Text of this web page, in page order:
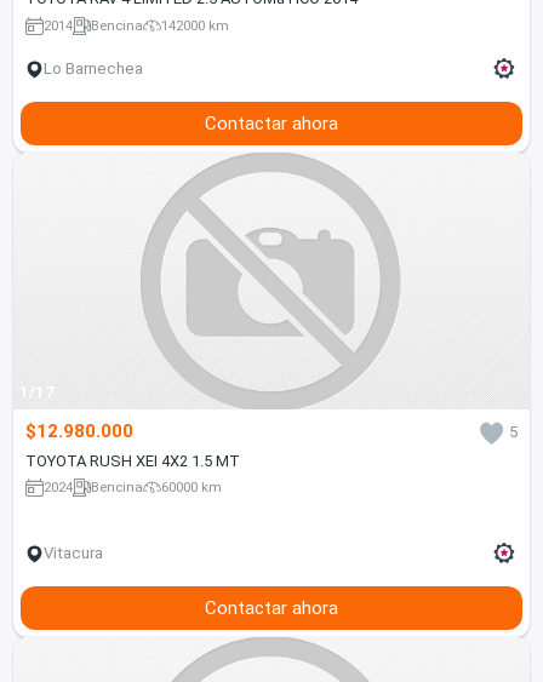
2014 Bencina 142000 km
Lo Barnechea
Contactar ahora
1/17
$12.980.000
5
TOYOTA RUSH XEI 4X2 1.5 MT
2024 Bencina 60000 km
Vitacura
Contactar ahora